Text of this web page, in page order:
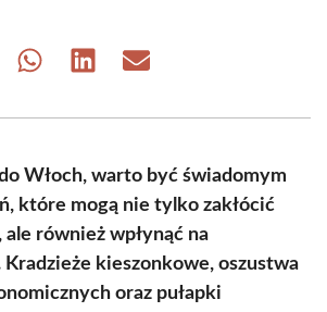
Share Share Share
Włoch, warto być świadomym
które mogą nie tylko zakłócić
ale również wpłynąć na
Kradzieże kieszonkowe, oszustwa
oraz pułapki